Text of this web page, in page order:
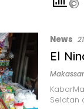
News
El
Makassar
Selatan